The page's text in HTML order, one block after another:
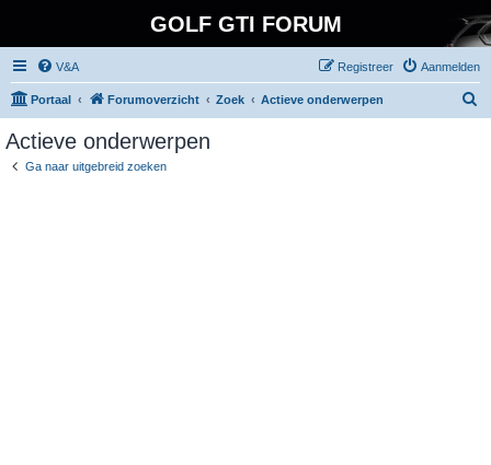
GOLF GTI FORUM
V&A Aanmelden
Registreer
Portaal Forumoverzicht Zoek Actieve onderwerpen
Actieve onderwerpen
Ga naar uitgebreid zoeken